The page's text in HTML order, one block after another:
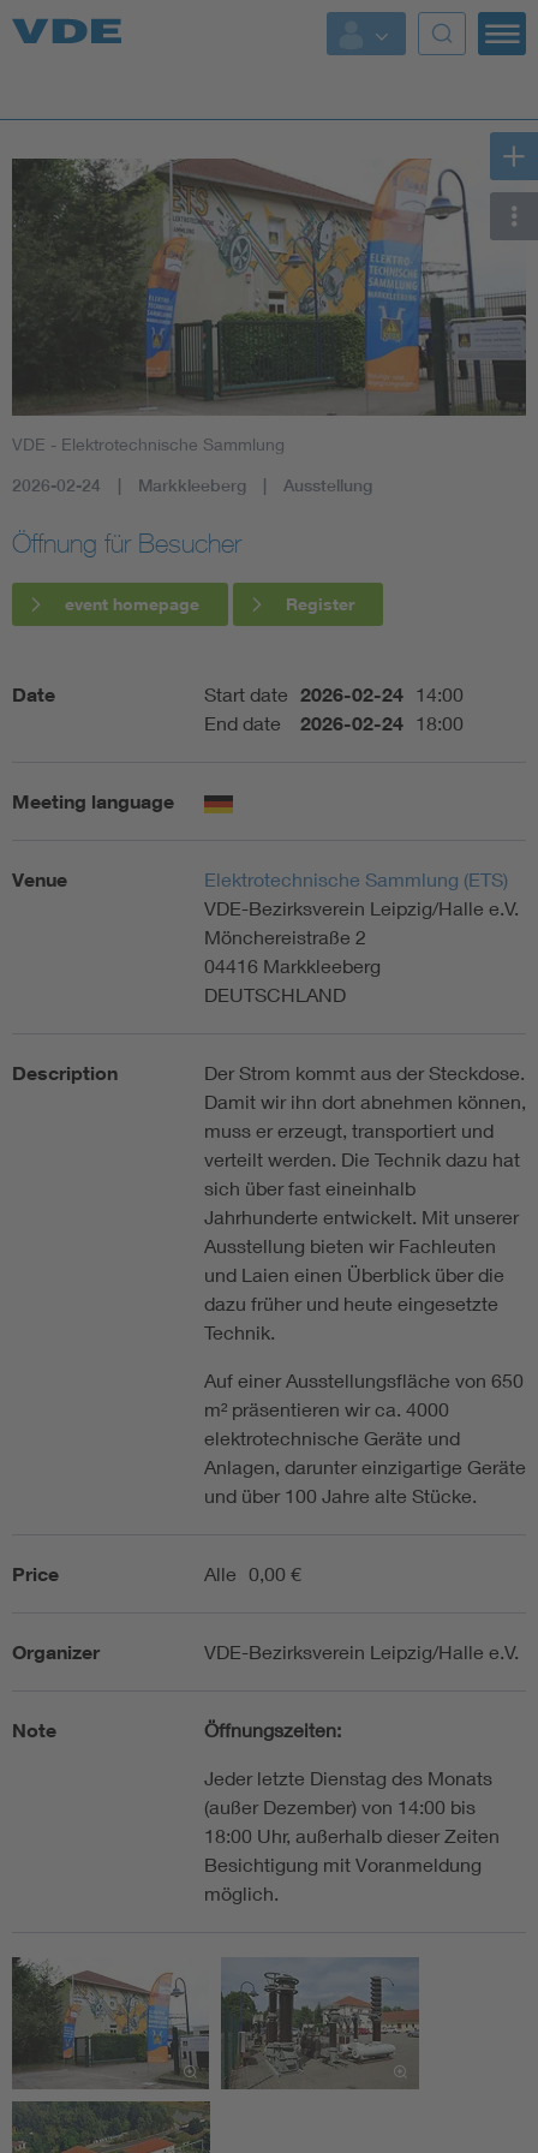
Key Topics
Key Topics
Energy
Standardization
AI & Digital Trust
Health
Artificial Intelligence
VDE - Elektrotechnische Sammlung
2026-02-24 Markkleeberg Ausstellung
Öffnung für Besucher
event homepage Register
Date Start date 2026-02-24 14:00
End date
2026-02-24 18:00
Meeting language
Venue
Elektrotechnische Sammlung (ETS)
VDE-Bezirksverein Leipzig/Halle e.V.
Mönchereistraße 2
04416 Markkleeberg
DEUTSCHLAND
Description
Der Strom kommt aus der Steckdose.
Damit wir ihn dort abnehmen können,
muss er erzeugt, transportiert und
verteilt werden. Die Technik dazu hat
sich über fast eineinhalb
Jahrhunderte entwickelt. Mit unserer
Ausstellung bieten wir Fachleuten
und Laien einen Überblick über die
dazu früher und heute eingesetzte
Technik.
Auf einer Ausstellungsfläche von 650
m² präsentieren wir ca. 4000
elektrotechnische Geräte und
Anlagen, darunter einzigartige Geräte
und über 100 Jahre alte Stücke.
Price Alle 0,00 €
Organizer VDE-Bezirksverein Leipzig/Halle e.V.
Note Öffnungszeiten:
Jeder letzte Dienstag des Monats
(außer Dezember) von 14:00 bis
18:00 Uhr, außerhalb dieser Zeiten
Besichtigung mit Voranmeldung
möglich.